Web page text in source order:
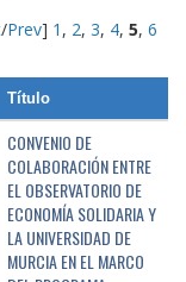
/Prev] 1 , 2, 3, 4, 5, 6
Título
CONVENIO DE
COLABORACIÓN ENTRE
EL OBSERVATORIO DE
ECONOMÍA SOLIDARIA Y
LA UNIVERSIDAD DE
MURCIA EN EL MARCO